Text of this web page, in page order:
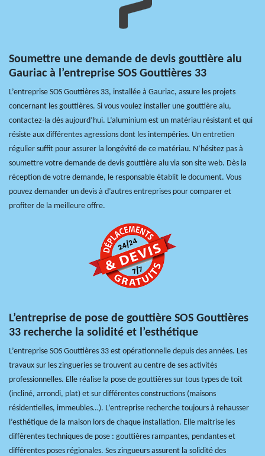
Soumettre une demande de devis gouttière alu
Gauriac à l’entreprise SOS Gouttières 33
L’entreprise SOS Gouttières 33, installée à Gauriac, assure les projets
concernant les gouttières. Si vous voulez installer une gouttière alu,
contactez-la dès aujourd’hui. L’aluminium est un matériau résistant et qui
résiste aux différentes agressions dont les intempéries. Un entretien
régulier suffit pour assurer la longévité de ce matériau. N’hésitez pas à
soumettre votre demande de devis gouttière alu via son site web. Dès la
réception de votre demande, le responsable établit le document. Vous
pouvez demander un devis à d’autres entreprises pour comparer et
profiter de la meilleure offre.
L’entreprise de pose de gouttière SOS Gouttières
33 recherche la solidité et l’esthétique
L’entreprise SOS Gouttières 33 est opérationnelle depuis des années. Les
travaux sur les zingueries se trouvent au centre de ses activités
professionnelles. Elle réalise la pose de gouttières sur tous types de toit
(incliné, arrondi, plat) et sur différentes constructions (maisons
résidentielles, immeubles…). L’entreprise recherche toujours à rehausser
l’esthétique de la maison lors de chaque installation. Elle maitrise les
différentes techniques de pose : gouttières rampantes, pendantes et
différentes poses régionales. Ses zingueurs assurent la solidité des